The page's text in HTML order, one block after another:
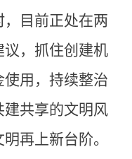
目前正处在两
，抓住创建机
用，持续整治
共享的文明风
再上新台阶。